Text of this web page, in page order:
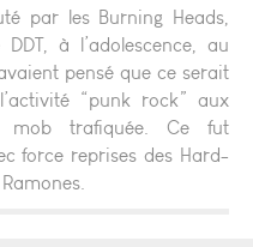
par les Burning Heads,
à l’adolescence, au
pensé que ce serait
“punk rock” aux
mob trafiquée. Ce fut
force reprises des Hard-